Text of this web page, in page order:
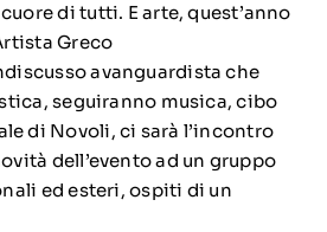
di tutti. E arte, quest’anno
Greco
avanguardista che
seguiranno musica, cibo
di Novoli, ci sarà l’incontro
dell’evento ad un gruppo
ed esteri, ospiti di un